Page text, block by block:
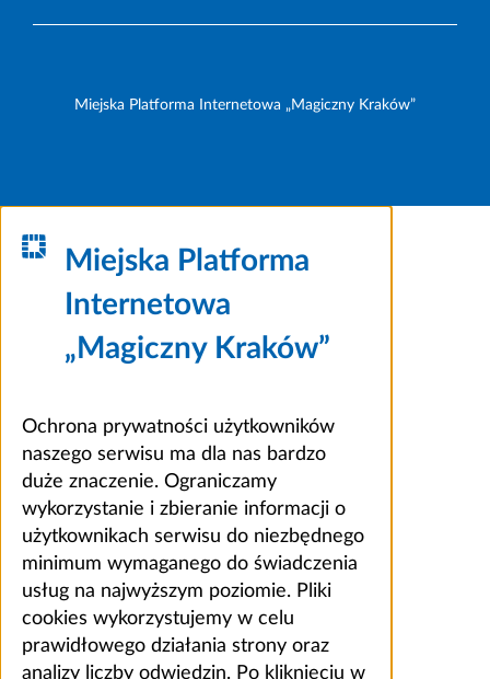
Miejska Platforma Internetowa „Magiczny Kraków”
Miejska Platforma
Internetowa
„Magiczny Kraków”
Ochrona prywatności użytkowników
naszego serwisu ma dla nas bardzo
duże znaczenie. Ograniczamy
wykorzystanie i zbieranie informacji o
użytkownikach serwisu do niezbędnego
minimum wymaganego do świadczenia
usług na najwyższym poziomie. Pliki
cookies wykorzystujemy w celu
prawidłowego działania strony oraz
analizy liczby odwiedzin. Po kliknięciu w